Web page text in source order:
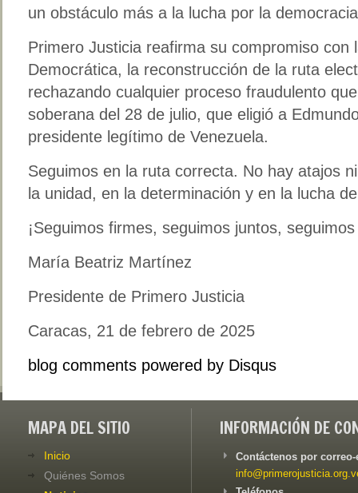
un obstáculo más a la lucha por la
Primero Justicia reafirma su compromiso con
Democrática, la reconstrucción de la ruta
rechazando cualquier proceso fraudulento
soberana del 28 de julio, que eligió a
presidente legítimo de Venezuela.
Seguimos en la ruta correcta. No hay atajos
la unidad, en la determinación y en la lucha
¡Seguimos firmes, seguimos juntos,
María Beatriz Martínez
Presidente de Primero Justicia
Caracas, 21 de febrero de 2025
blog comments powered by Disqus
MAPA DEL SITIO
Inicio
Quiénes Somos
INFORMACIÓN DE
Contáctenos por